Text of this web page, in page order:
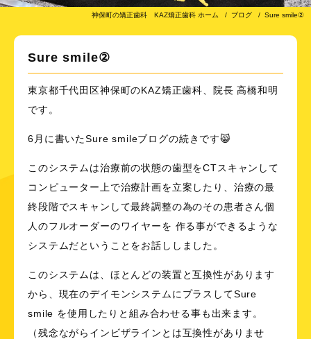
神保町の矯正歯科 KAZ矯正歯科 ホーム ブログ Sure smile②
Sure smile②
東京都千代田区神保町のKAZ矯正歯科、院長 高橋和明
です。
6月に書いたSure smileブログの続きです😸
このシステムは治療前の状態の歯型をCTスキャンして
コンピューター上で治療計画を立案したり、治療の最
終段階でスキャンして最終調整の為のその患者さん個
人のフルオーダーのワイヤーを 作る事ができるような
システムだということをお話ししました。
このシステムは、ほとんどの装置と互換性があります
から、現在のデイモンシステムにプラスしてSure
smile を使用したりと組み合わせる事も出来ます。
（残念ながらインビザラインとは互換性がありませ